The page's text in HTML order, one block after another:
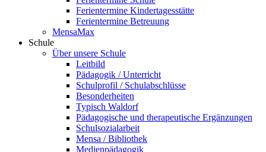
Ferientermine Kindertagesstätte
Ferientermine Betreuung
MensaMax
Schule
Über unsere Schule
Leitbild
Pädagogik / Unterricht
Schulprofil / Schulabschlüsse
Besonderheiten
Typisch Waldorf
Pädagogische und therapeutische Ergänzungen
Schulsozialarbeit
Mensa / Bibliothek
Medienpädagogik